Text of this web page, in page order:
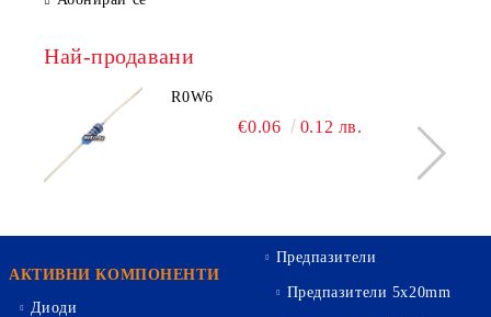
Най-продавани
R0W6
€0.06 0.12 лв.
АКТИВНИ КОМПОНЕНТИ
Диоди
Предпазители
Предпазители 5х20mm